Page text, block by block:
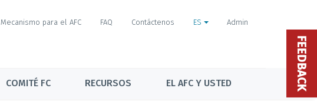
Mecanismo para el AFC FAQ Contáctenos ES Admin
COMITÉ FC RECURSOS EL AFC Y USTED FEEDBACK